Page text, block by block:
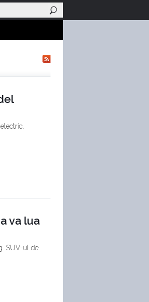
va lua
SUV-ul de